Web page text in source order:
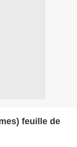
feuille de